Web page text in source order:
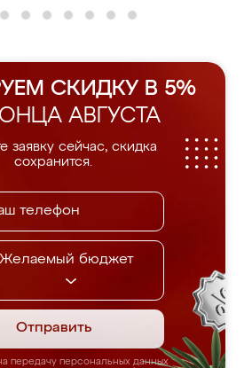
СКИДКУ В 5%
АВГУСТА
заявку сейчас, скидка
сохранится.
Желаемый бюджет
Отправить
передачу персональных данных